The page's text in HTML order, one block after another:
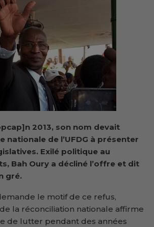
2013, son nom devait
nationale de l’UFDG à présenter
Exilé politique au
Bah Oury a décliné l’offre et dit
gré.
le motif de ce refus,
la réconciliation nationale affirme
de lutter pendant des années